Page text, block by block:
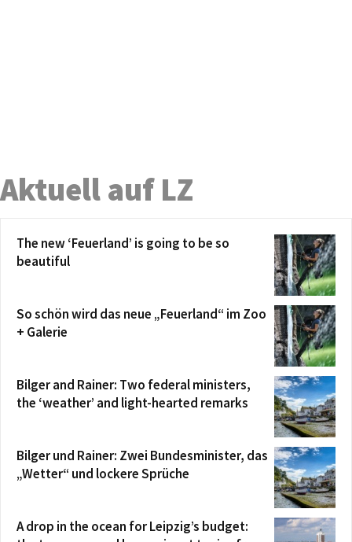
Aktuell auf LZ
The new ‘Feuerland’ is going to be so
beautiful
So schön wird das neue „Feuerland“ im Zoo
+ Galerie
Bilger and Rainer: Two federal ministers,
the ‘weather’ and light-hearted remarks
Bilger und Rainer: Zwei Bundesminister, das
„Wetter“ und lockere Sprüche
A drop in the ocean for Leipzig’s budget: